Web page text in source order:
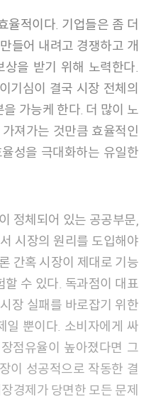
들어 내려고 경쟁하고 개
을 받기 위해 노력한다.
기심이 결국 시장 전체의
가능케 한다. 더 많이 노
져가는 것만큼 효율적인
성을 극대화하는 유일한
시장의 원리를 도입해야
간혹 시장이 제대로 기능
수 있다. 독과점이 대표
장 실패를 바로잡기 위한
일 뿐이다. 소비자에게 싸
점유율이 높아졌다면 그
이 성공적으로 작동한 결
경제가 당면한 모든 문제